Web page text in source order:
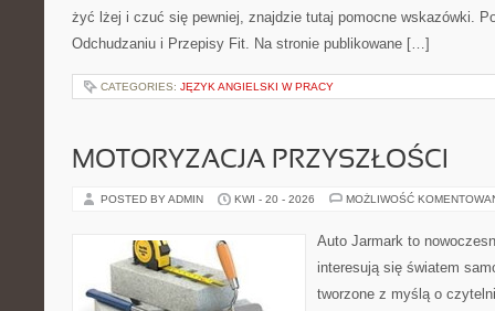
żyć lżej i czuć się pewniej, znajdzie tutaj pomocne wskazówki.
Odchudzaniu i Przepisy Fit. Na stronie publikowane […]
CATEGORIES: JĘZYK ANGIELSKI W PRACY
MOTORYZACJA PRZYSZŁOŚCI
POSTED BY ADMIN KWI - 20 - 2026 MOŻLIWOŚĆ
Auto Jarmark to
interesują się światem
tworzone z myślą o